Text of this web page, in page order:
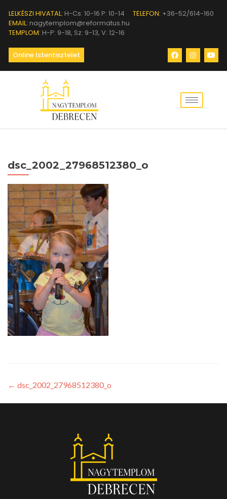
LELKÉSZI HIVATAL: H-Cs: 10-16 P: 10-14 TELEFON: +36-52/614-160
EMAIL: nagytemplom@reformatus.hu
TEMPLOM: H-P: 9-18, Sz: 9-13, V: 12-16
Online Istentisztelet
dsc_2002_27968512380_o
← dsc_2002_27968512380_o